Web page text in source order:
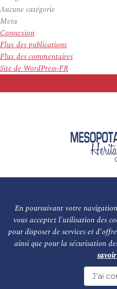
En poursuivant votre
vous acceptez l'utilisation des
pour disposer de services et
ainsi que pour la sécurisation
J'ai
Aucune catégorie
Meta
Connexion
Flux des publications
Flux des commentaires
Site de WordPress-FR
L'association
Le conseil scientifique et
Mentions légales